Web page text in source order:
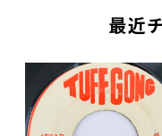
最近